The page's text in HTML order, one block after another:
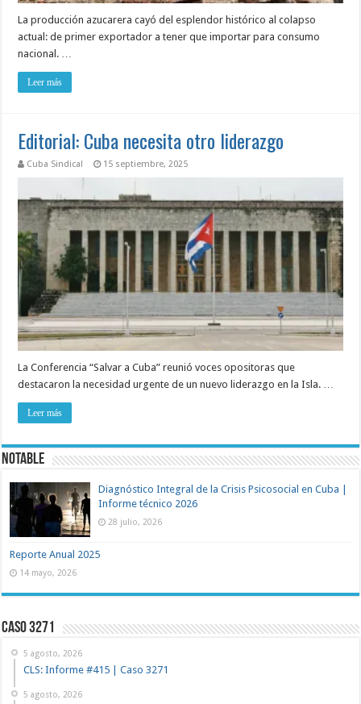
La producción azucarera cayó del esplendor histórico al colapso
actual: de primer exportador a tener que importar para consumo
nacional. …
Leer más
Editorial: Cuba necesita otro liderazgo
Cuba Sindical 15 septiembre, 2025
La Conferencia “Salvar a Cuba” reunió voces opositoras que
destacaron la necesidad urgente de un nuevo liderazgo en la Isla. …
Leer más
NOTABLE
Diagnóstico Integral de la Crisis Psicosocial en Cuba |
Informe técnico 2026
28 julio, 2026
Reporte Anual 2025
14 mayo, 2026
Caso 3271
5 agosto, 2026
CLS: Informe #415 | Caso 3271
5 agosto, 2026